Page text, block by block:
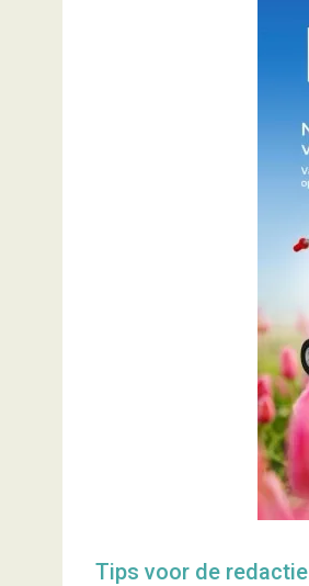
Tips voor de redactie